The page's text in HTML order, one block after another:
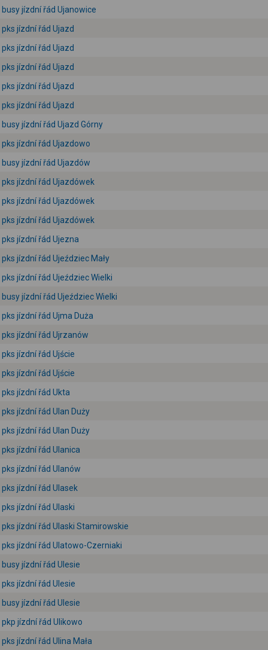
busy jízdní řád Ujanowice
pks jízdní řád Ujazd
pks jízdní řád Ujazd
pks jízdní řád Ujazd
pks jízdní řád Ujazd
pks jízdní řád Ujazd
busy jízdní řád Ujazd Górny
pks jízdní řád Ujazdowo
busy jízdní řád Ujazdów
pks jízdní řád Ujazdówek
pks jízdní řád Ujazdówek
pks jízdní řád Ujazdówek
pks jízdní řád Ujezna
pks jízdní řád Ujeździec Mały
pks jízdní řád Ujeździec Wielki
busy jízdní řád Ujeździec Wielki
pks jízdní řád Ujma Duża
pks jízdní řád Ujrzanów
pks jízdní řád Ujście
pks jízdní řád Ujście
pks jízdní řád Ukta
pks jízdní řád Ulan Duży
pks jízdní řád Ulan Duży
pks jízdní řád Ulanica
pks jízdní řád Ulanów
pks jízdní řád Ulasek
pks jízdní řád Ulaski
pks jízdní řád Ulaski Stamirowskie
pks jízdní řád Ulatowo-Czerniaki
busy jízdní řád Ulesie
pks jízdní řád Ulesie
busy jízdní řád Ulesie
pkp jízdní řád Ulikowo
pks jízdní řád Ulina Mała